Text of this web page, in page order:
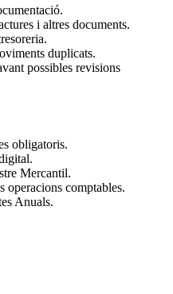
i altres documents.
duplicats.
possibles revisions
obligatoris.
Mercantil.
operacions comptables.
Anuals.